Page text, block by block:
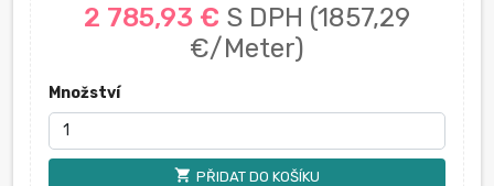
2 785,93 € S DPH (1857,29
€/Meter)
Množství
shopping_cart PŘIDAT DO KOŠÍKU